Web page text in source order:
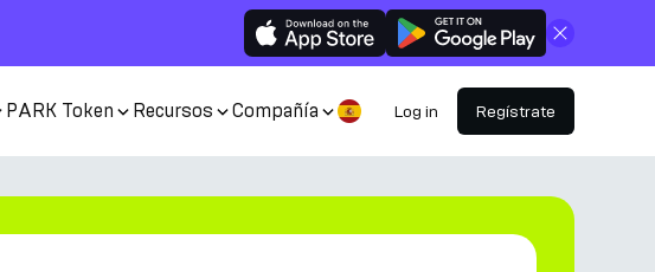
Cerrar
PARK Token Recursos Compañía Log in Regístrate